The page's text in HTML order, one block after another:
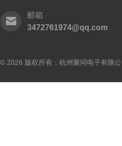
邮箱
3472761974@qq.com
© 2026 版权所有：杭州聚同电子有限